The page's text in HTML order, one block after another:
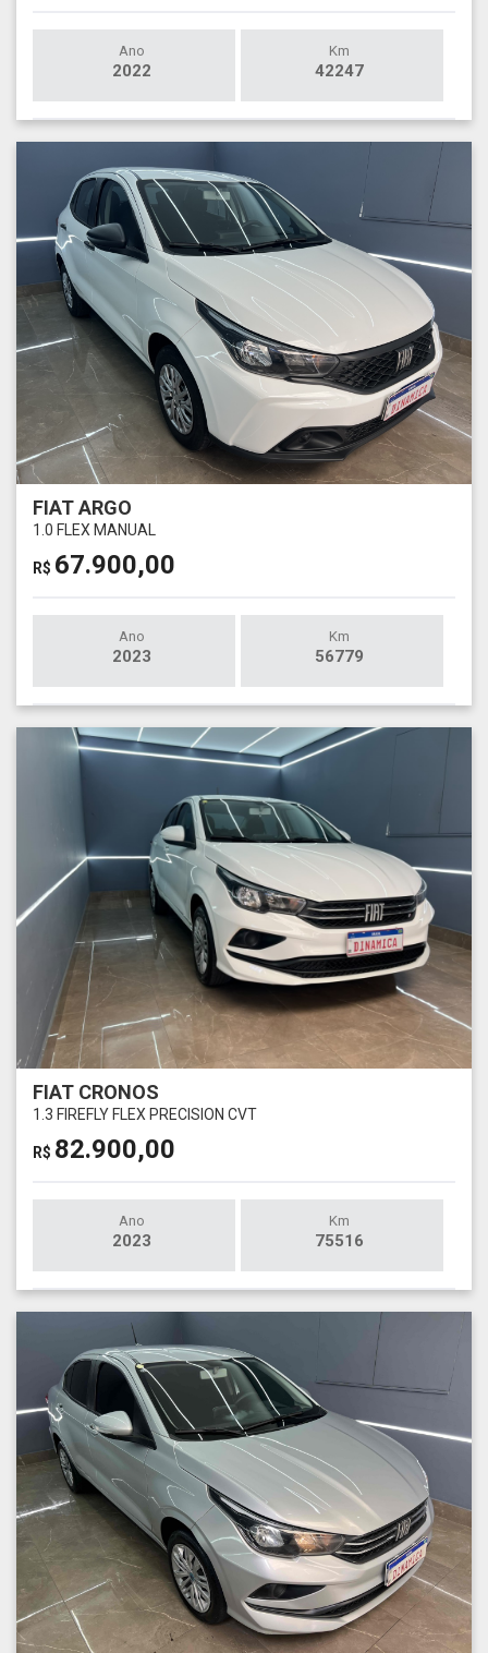
Ano
2022
Km
42247
FIAT ARGO
1.0 FLEX MANUAL
R$ 67.900,00
Ano
2023
Km
56779
FIAT CRONOS
1.3 FIREFLY FLEX PRECISION CVT
R$ 82.900,00
Ano
2023
Km
75516